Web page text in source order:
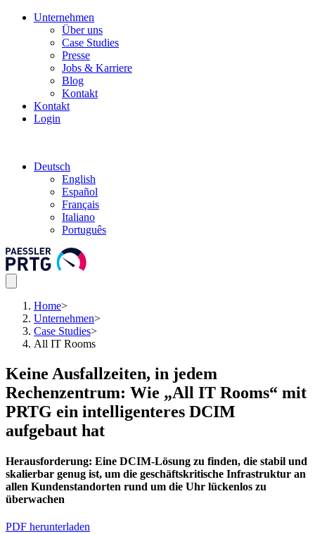
Unternehmen
Über uns
Case Studies
Presse
Jobs & Karriere
Blog
Kontakt
Kontakt
Login
Deutsch
English
Español
Français
Italiano
Português
Home>
Unternehmen>
Case Studies>
All IT Rooms
Keine Ausfallzeiten, in jedem
Rechenzentrum: Wie „All IT Rooms“ mit
PRTG ein intelligenteres DCIM
aufgebaut hat
Herausforderung: Eine DCIM-Lösung zu finden, die stabil und
skalierbar genug ist, um die geschäftskritische Infrastruktur an
allen Kundenstandorten rund um die Uhr lückenlos zu
überwachen
PDF herunterladen